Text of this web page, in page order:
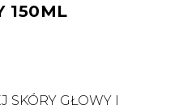
150ML
SKÓRY GŁOWY I